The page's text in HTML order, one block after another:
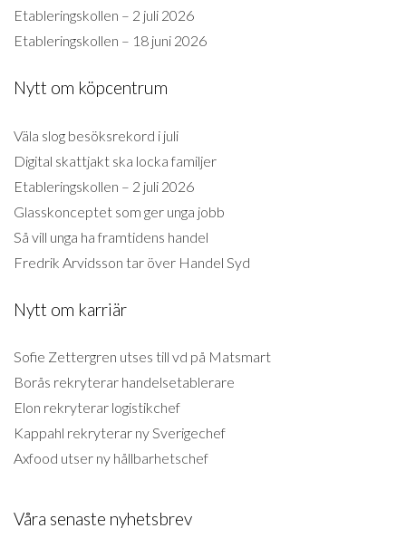
Etableringskollen – 2 juli 2026
Etableringskollen – 18 juni 2026
Nytt om köpcentrum
Väla slog besöksrekord i juli
Digital skattjakt ska locka familjer
Etableringskollen – 2 juli 2026
Glasskonceptet som ger unga jobb
Så vill unga ha framtidens handel
Fredrik Arvidsson tar över Handel Syd
Nytt om karriär
Sofie Zettergren utses till vd på Matsmart
Borås rekryterar handelsetablerare
Elon rekryterar logistikchef
Kappahl rekryterar ny Sverigechef
Axfood utser ny hållbarhetschef
Våra senaste nyhetsbrev